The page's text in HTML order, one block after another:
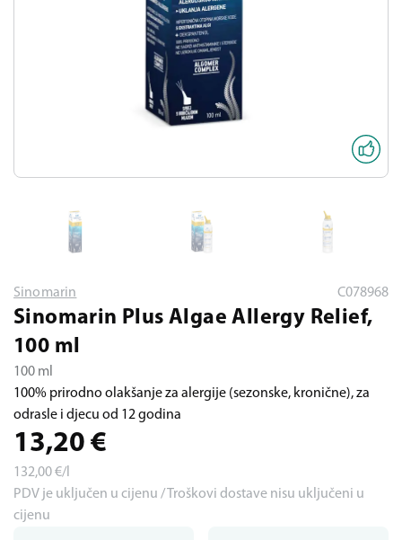
Sinomarin C078968
Sinomarin Plus Algae Allergy Relief,
100 ml
100 ml
100% prirodno olakšanje za alergije (sezonske, kronične), za
odrasle i djecu od 12 godina
13,20 €
132,00€/l
PDV je uključen u cijenu / Troškovi dostave nisu uključeni u
cijenu